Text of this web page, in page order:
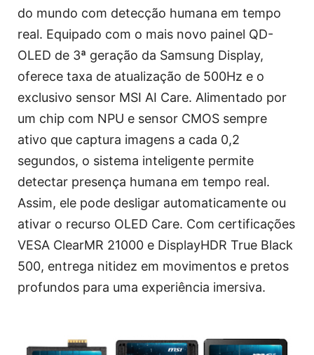
do mundo com detecção humana em tempo
real. Equipado com o mais novo painel QD-
OLED de 3ª geração da Samsung Display,
oferece taxa de atualização de 500Hz e o
exclusivo sensor MSI AI Care. Alimentado por
um chip com NPU e sensor CMOS sempre
ativo que captura imagens a cada 0,2
segundos, o sistema inteligente permite
detectar presença humana em tempo real.
Assim, ele pode desligar automaticamente ou
ativar o recurso OLED Care. Com certificações
VESA ClearMR 21000 e DisplayHDR True Black
500, entrega nitidez em movimentos e pretos
profundos para uma experiência imersiva.